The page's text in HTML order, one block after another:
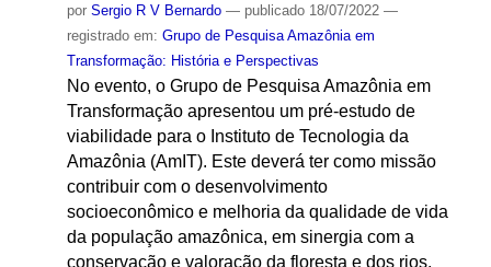
por Sergio R V Bernardo — publicado18/07/2022 —
registrado em: Grupo de Pesquisa Amazônia em
Transformação: História e Perspectivas
No evento, o Grupo de Pesquisa Amazônia em
Transformação apresentou um pré-estudo de
viabilidade para o Instituto de Tecnologia da
Amazônia (AmIT). Este deverá ter como missão
contribuir com o desenvolvimento
socioeconômico e melhoria da qualidade de vida
da população amazônica, em sinergia com a
conservação e valoração da floresta e dos rios,